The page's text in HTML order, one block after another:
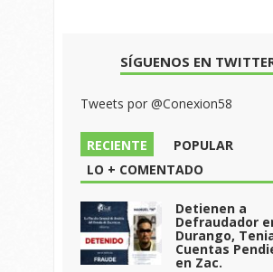
SÍGUENOS EN
Tweets por @Conexion58
RECIENTE
POPULAR
LO + COMENTADO
Detienen a
Defraudador
Durango,
Cuentas
en Zac.